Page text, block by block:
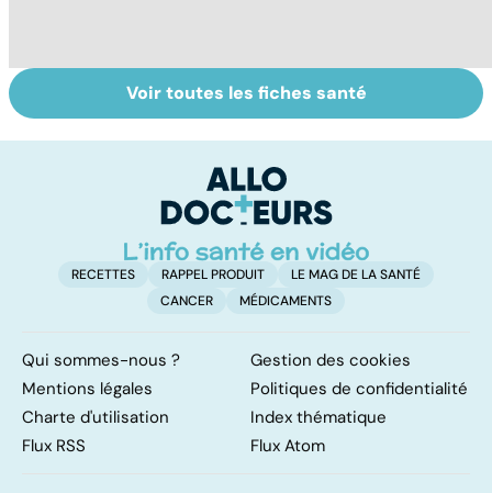
Les agrumes et
leurs bienfaits
Pesticides :
retour au bio ?
Voir toutes les fiches santé
RECETTES RAPPEL PRODUIT
LE MAG DE LA SANTÉ
CANCER
MÉDICAMENTS
Qui sommes-nous ?
Gestion des cookies
Mentions légales
Politiques de confidentialité
Charte d'utilisation
Index thématique
Flux RSS
Flux Atom